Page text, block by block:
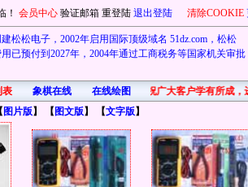
！ 会员中心 验证邮箱 重登陆 退出登陆 清除COOKIE
松松电子，2002年启用国际顶级域名 51dz.com，松松
已预付到2027年，2004年通过工商税务等国家机关审批
表 象棋在线 在线绘图
首先在此祝广大客户学有所成，
图片版】 【 图文版】 【文字版】